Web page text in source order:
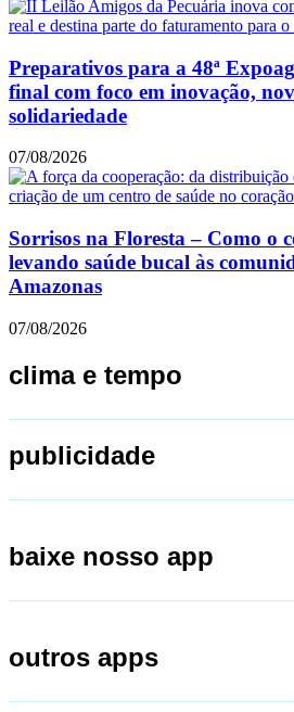
Preparativos para a 48ª
final com foco em inovação,
solidariedade
07/08/2026
Sorrisos na Floresta – Como o
levando saúde bucal às
Amazonas
07/08/2026
clima e tempo
publicidade
baixe nosso app
outros apps